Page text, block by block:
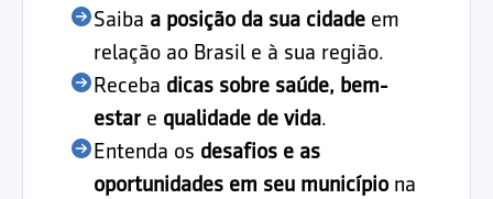
Saiba a posição da sua cidade em
relação ao Brasil e à sua região.
Receba dicas sobre saúde, bem-
estare qualidade de vida.
Entenda os desafios e as
oportunidades em seu município na